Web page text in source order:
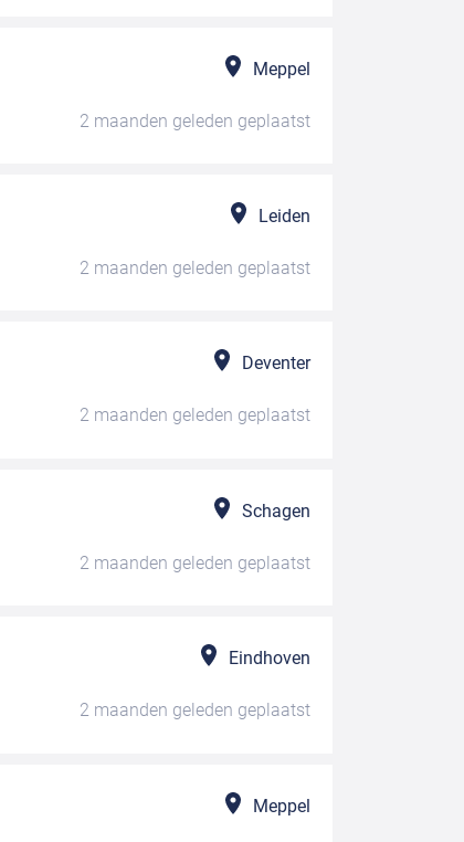
Meppel
2 maanden geleden geplaatst
Leiden
2 maanden geleden geplaatst
Deventer
2 maanden geleden geplaatst
Schagen
2 maanden geleden geplaatst
Eindhoven
2 maanden geleden geplaatst
Meppel